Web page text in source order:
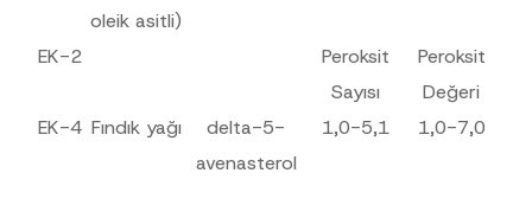
oleik asitli)
EK-2
Peroksit
Sayısı
Peroksit
Değeri
EK-4 Fındık yağı
delta-5-
avenasterol
1,0-5,1 1,0-7,0
anladım.
Bu iletişim formunu göndererek,aydınlatma